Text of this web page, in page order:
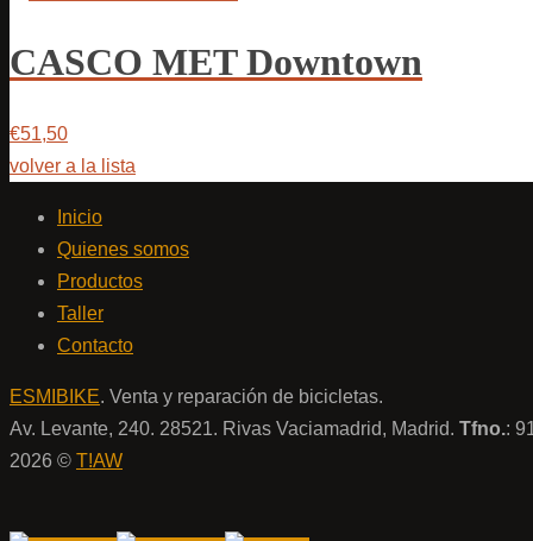
CASCO MET Downtown
€51,50
volver a la lista
Inicio
Quienes somos
Productos
Taller
Contacto
ESMIBIKE. Venta y reparación de bicicletas.
Av. Levante, 240. 28521. Rivas Vaciamadrid, Madrid. Tfno.:
2026 © T!AW